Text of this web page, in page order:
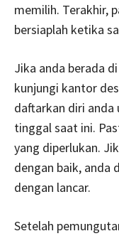
memilih. Terakhir,
bersiaplah ketika
Jika anda berada
kunjungi kantor
daftarkan diri
tinggal saat ini.
yang diperlukan.
dengan baik, anda
dengan lancar.
Setelah